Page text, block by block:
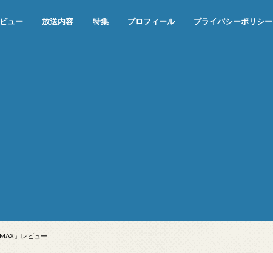
ュー 放送内容 特集 プロフィール プライバシーポリシー
」レビュー